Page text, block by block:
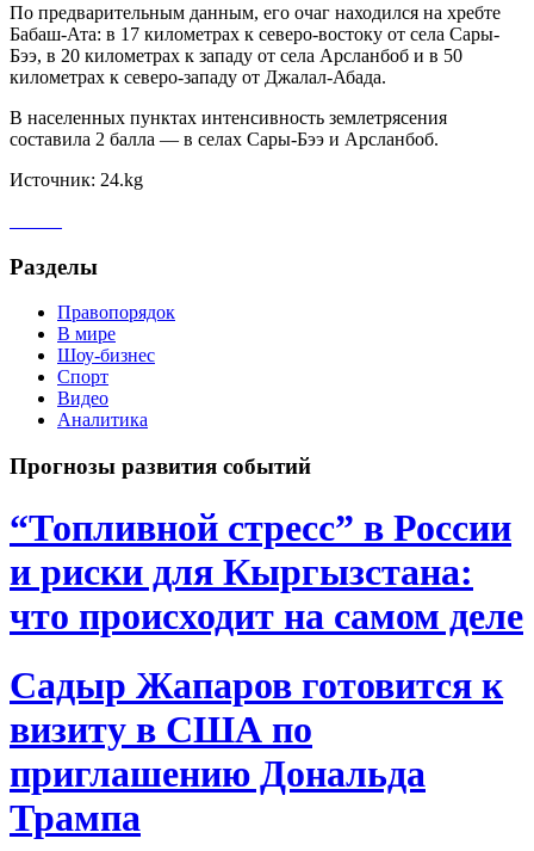
По предварительным данным, его очаг находился на хребте
Бабаш-Ата: в 17 километрах к северо-востоку от села Сары-
Бээ, в 20 километрах к западу от села Арсланбоб и в 50
километрах к северо-западу от Джалал-Абада.
В населенных пунктах интенсивность землетрясения
составила 2 балла — в селах Сары-Бээ и Арсланбоб.
Источник: 24.kg
Разделы
Правопорядок
В мире
Шоу-бизнес
Спорт
Видео
Аналитика
Прогнозы развития событий
“Топливной стресс” в России
и риски для Кыргызстана:
что происходит на самом деле
Садыр Жапаров готовится к
визиту в США по
приглашению Дональда
Трампа